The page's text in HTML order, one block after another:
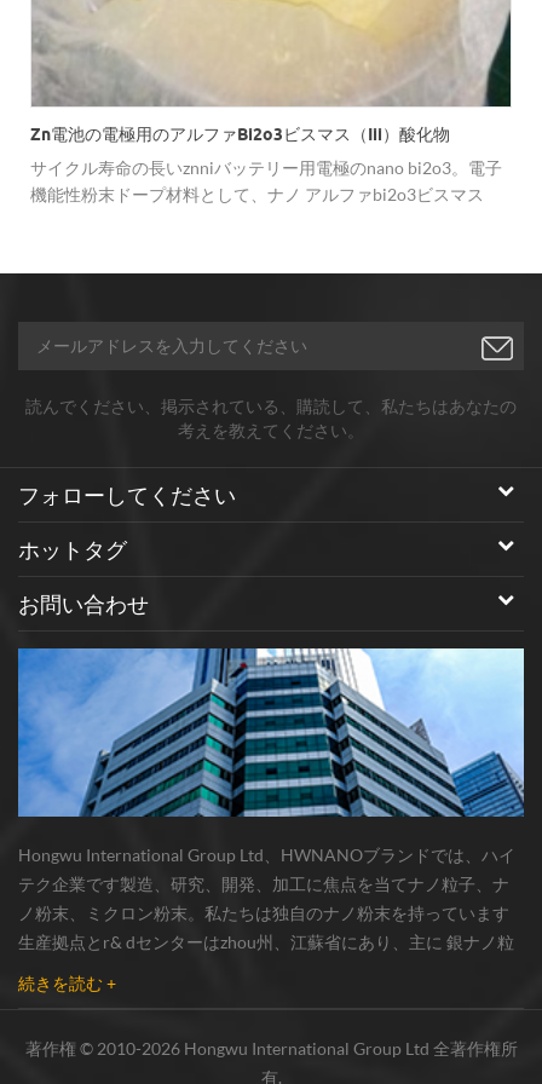
Zn電池の電極用のアルファbi2o3ビスマス（iii）酸化物
サイクル寿命の長いznniバッテリー用電極のnano bi2o3。電子
機能性粉末ドープ材料として、ナノ アルファbi2o3ビスマス
読んでください、掲示されている、購読して、私たちはあなたの
考えを教えてください。
フォローしてください
ホットタグ
お問い合わせ
Hongwu International Group Ltd、HWNANOブランドでは、ハイ
テク企業です製造、研究、開発、加工に焦点を当てナノ粒子、ナ
ノ粉末、ミクロン粉末。私たちは独自のナノ粉末を持っています
生産拠点とr& dセンターはzhou州、江蘇省にあり、主に 銀ナノ粒
子 、 銅ナノ粒子 、 炭化ケイ素ウィスカー/粉末 、 カーボンナノチ
ューブ 、 グラフェン 、 酸化アルミニウムナノ粒子 、 窒化ケイ素
体向けの大量注文 我々はよく知られた研究に密接に協力した大
続きを読む +
著作権 © 2010-2026 Hongwu International Group Ltd 全著作権所
有.